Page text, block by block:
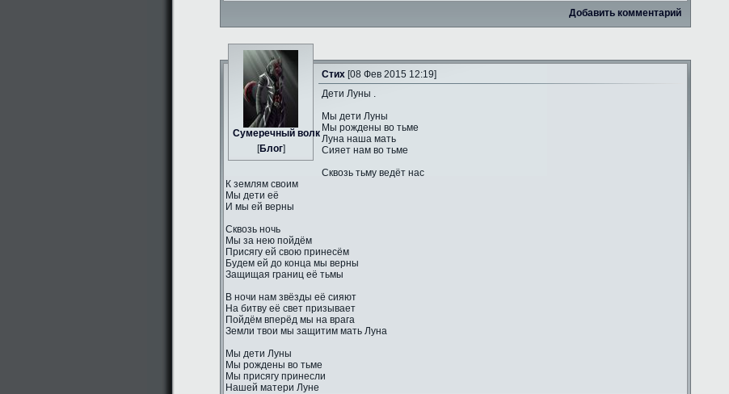
Добавить комментарий
Сумеречный волк
[Блог]
Стих [08 Фев 2015 12:19]
Дети Луны .
Мы дети Луны
Мы рождены во тьме
Луна наша мать
Сияет нам во тьме
Сквозь тьму ведёт нас
К землям своим
Мы дети её
И мы ей верны
Сквозь ночь
Мы за нею пойдём
Присягу ей свою принесём
Будем ей до конца мы верны
Защищая границ её тьмы
В ночи нам звёзды её сияют
На битву её свет призывает
Пойдём вперёд мы на врага
Земли твои мы защитим мать Луна
Мы дети Луны
Мы рождены во тьме
Мы присягу принесли
Нашей матери Луне